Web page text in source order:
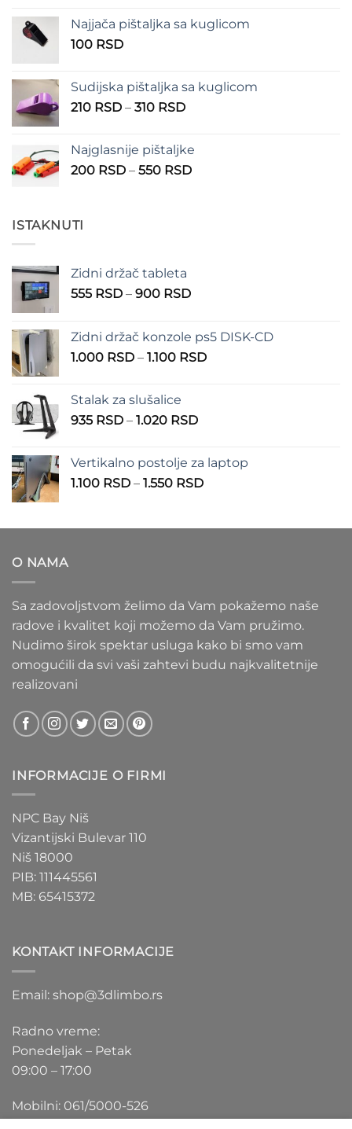
100 RSD
Najjača pištaljka sa kuglicom
100 RSD
Sudijska pištaljka sa kuglicom
210 RSD – 310 RSDRaspon
210 RSD
do
Najglasnije pištaljke
200 RSD – 550 RSDRaspon
ISTAKNUTI
Zidni držač tableta
555 RSD – 900 RSDRaspon
555 RSD
do
Zidni držač konzole ps5 DISK-CD
1.000 RSD – 1.100 RSDRaspon
Stalak za slušalice
935 RSD – 1.020 RSDRaspon
935 RSD
do
Vertikalno postolje za laptop
1.100 RSD – 1.550 RSDRaspon
1.100 RSD
O NAMA
Sa zadovoljstvom želimo da Vam pokažemo naše
radove i kvalitet koji možemo da Vam pružimo.
Nudimo širok spektar usluga kako bi smo vam
omogućili da svi vaši zahtevi budu najkvalitetnije
realizovani
INFORMACIJE O FIRMI
NPC Bay Niš
Vizantijski Bulevar 110
Niš 18000
PIB: 111445561
MB: 65415372
KONTAKT INFORMACIJE
Email: shop@3dlimbo.rs
Radno vreme:
Ponedeljak – Petak
09:00 – 17:00
Mobilni: 061/5000-526